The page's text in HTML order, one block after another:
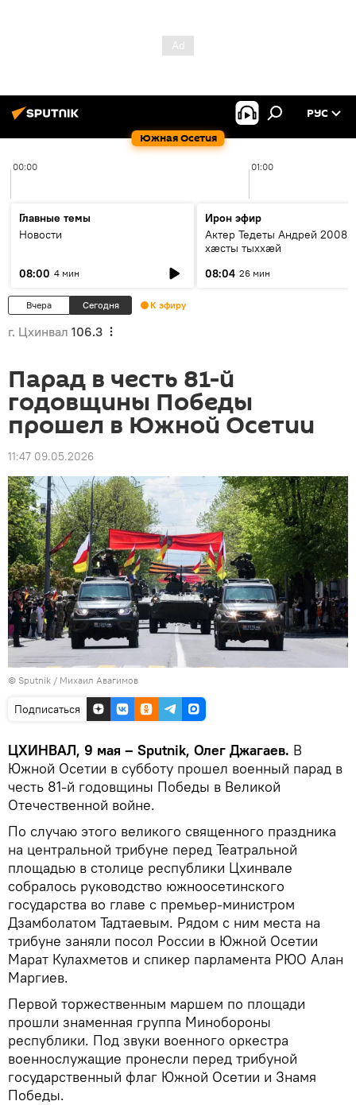
Южная Осетия
РУС
00:00 01:00
Главные темы
Новости
08:00 4 мин
Ирон эфир
Актер Тедеты Андрей 2008
хæсты тыххæй
08:04 26 мин
Вчера Сегодня К эфиру
г. Цхинвал 106.3
Парад в честь 81-й
годовщины Победы
прошел в Южной Осетии
11:47 09.05.2026
© Sputnik / Михаил Авагимов
Подписаться
ЦХИНВАЛ, 9 мая – Sputnik, Олег Джагаев. В
Южной Осетии в субботу прошел военный парад в
честь 81-й годовщины Победы в Великой
Отечественной войне.
По случаю этого великого священного праздника
на центральной трибуне перед Театральной
площадью в столице республики Цхинвале
собралось руководство южноосетинского
государства во главе с премьер-министром
Дзамболатом Тадтаевым. Рядом с ним места на
трибуне заняли посол России в Южной Осетии
Марат Кулахметов и спикер парламента РЮО Алан
Маргиев.
Первой торжественным маршем по площади
прошли знаменная группа Минобороны
республики. Под звуки военного оркестра
военнослужащие пронесли перед трибуной
государственный флаг Южной Осетии и Знамя
Победы.